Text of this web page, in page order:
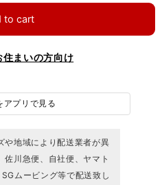
to cart
住まいの方向け
アプリで見る
や地域により配送業者が異
佐川急便、自社便、ヤマト
ムービング等で配送致し